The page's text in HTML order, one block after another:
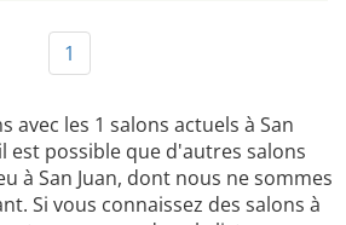
1
avec les 1 salons actuels à San
est possible que d'autres salons
à San Juan, dont nous ne sommes
Si vous connaissez des salons à